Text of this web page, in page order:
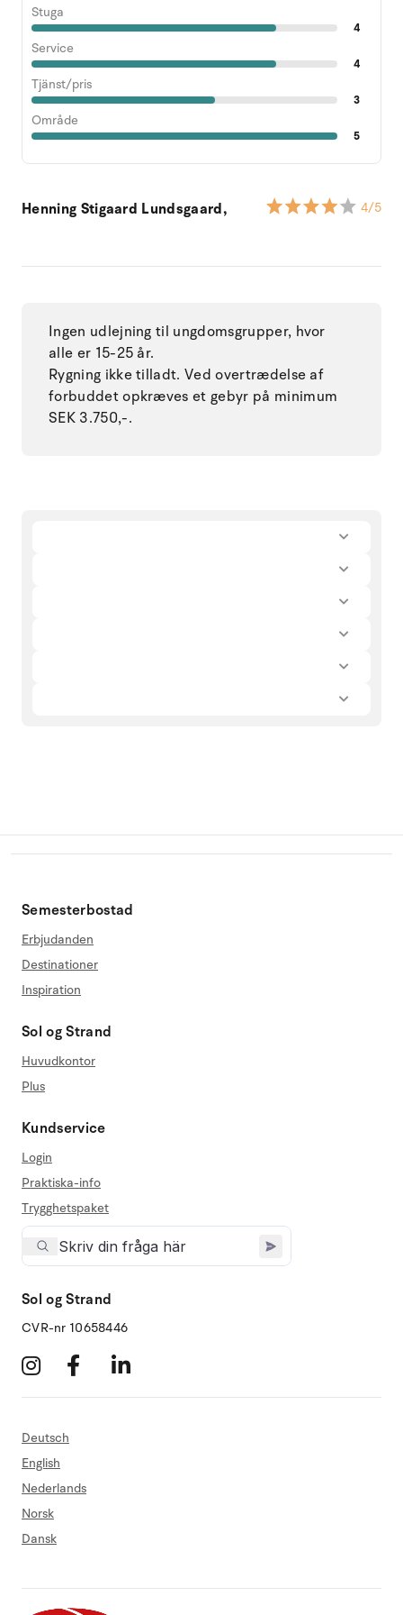
Stuga
4
Service
4
Tjänst/pris
3
Område
5
Henning Stigaard Lundsgaard, 4/5
Ingen udlejning til ungdomsgrupper, hvor
alle er 15-25 år.
Rygning ikke tilladt. Ved overtrædelse af
forbuddet opkræves et gebyr på minimum
SEK 3.750,-.
Semesterbostad
Erbjudanden
Destinationer
Inspiration
Sol og Strand
Huvudkontor
Plus
Kundservice
Login
Praktiska-info
Trygghetspaket
Sol og Strand
CVR-nr 10658446
Deutsch
English
Nederlands
Norsk
Dansk